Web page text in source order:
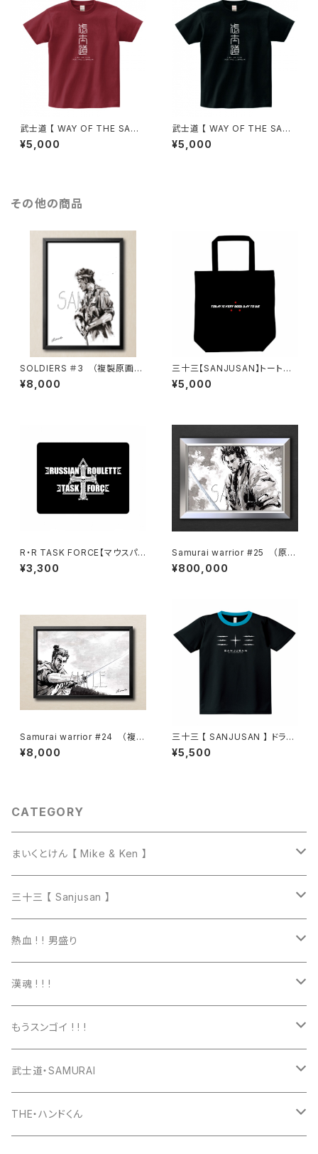
武士道 【 WAY OF THE SAMU
RAI WARRIOR 】（Tシャツ）バ
ーガンディ
¥5,000
武士道 【 WAY OF THE SAMU
RAI WARRIOR 】（Tシャツ）ブラ
ック
¥5,000
その他の商品
SOLDIERS ＃3 （複製原画・
直筆サイン入り）
¥8,000
三十三【SANJUSAN】トートバ
ッグ『 TODAY IS VERY GOO
D DAY TO DIE 』壱
¥5,000
R・R TASK FORCE【マウスパッ
ド】弐
¥3,300
Samurai warrior #25 （原
画）【 一点物 】
¥800,000
Samurai warrior #24 （複製
原画・直筆サイン入り）
¥8,000
三十三 【 SANJUSAN 】 ドライ
Tシャツ・ブラック × ターコイズ
¥5,500
CATEGORY
まいくとけん 【 Mike & Ken 】
マグカップ
トートバッグ
三十三 【 Sanjusan 】
Tシャツ
長袖Ｔシャツ
パーカー
ワッペン
マグカップ
熱血 ! ! 男盛り
Tシャツ
長袖Tシャツ
スウェット
パーカー
漢魂 ! ! !
Tシャツ
パーカー
スマホケース
もうスンゴイ ! ! !
Tシャツ
長袖Ｔシャツ
武士道・SAMURAI
Tシャツ
THE・ハンドくん